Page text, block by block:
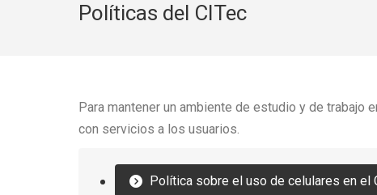
Políticas del CITec
Para mantener un ambiente de estudio y de trabajo
con servicios a los usuarios.
Política sobre el uso de celulares en el